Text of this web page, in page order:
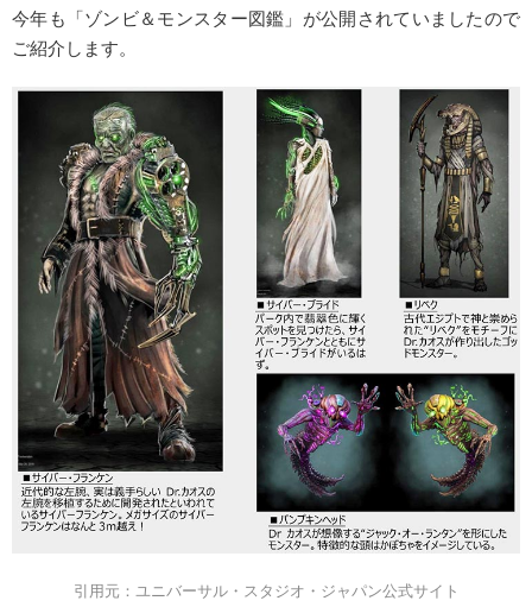
今年も「ゾンビ＆モンスター図鑑」が公開されていましたので
ご紹介します。
引用元：ユニバーサル・スタジオ・ジャパン公式サイト